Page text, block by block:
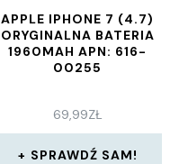
APPLE IPHONE 7 (4.7)
ORYGINALNA BATERIA
1960MAH APN: 616-
00255
69,99ZŁ
SPRAWDŹ SAM!